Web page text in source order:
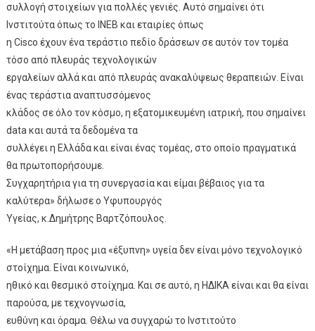
συλλογή στοιχείων για πολλές γενιές. Αυτό σημαίνει ότι
Ινστιτούτα όπως το ΙΝΕΒ και εταιρίες όπως
η Cisco έχουν ένα τεράστιο πεδίο δράσεων σε αυτόν τον τομέα
τόσο από πλευράς τεχνολογικών
εργαλείων αλλά και από πλευράς ανακαλύψεως θεραπειών. Είναι
ένας τεράστια αναπτυσσόμενος
κλάδος σε όλο τον κόσμο, η εξατομικευμένη ιατρική, που σημαίνει
data και αυτά τα δεδομένα τα
συλλέγει η Ελλάδα και είναι ένας τομέας, στο οποίο πραγματικά
θα πρωτοπορήσουμε.
Συγχαρητήρια για τη συνεργασία και είμαι βέβαιος για τα
καλύτερα» δήλωσε ο Υφυπουργός
Υγείας, κ.Δημήτρης Βαρτζόπουλος.
«Η μετάβαση προς μια «έξυπνη» υγεία δεν είναι μόνο τεχνολογικό
στοίχημα. Είναι κοινωνικό,
ηθικό και θεσμικό στοίχημα. Και σε αυτό, η ΗΔΙΚΑ είναι και θα είναι
παρούσα, με τεχνογνωσία,
ευθύνη και όραμα. Θέλω να συγχαρώ το Ινστιτούτο